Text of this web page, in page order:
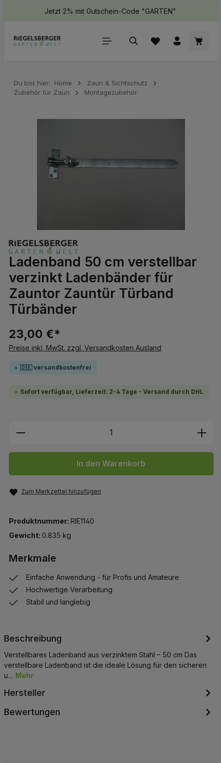
springenJetzt 2% mit Gutschein-Code "GARTEN"
Du bist hier: Home
Zaun & Sichtschutz
Zubehör für Zaun
Montagezubehör
Ladenband 50 cm verstellbar
verzinkt Ladenbänder für
Zauntor Zauntür Türband
Türbänder
23,00 €*
Preise inkl. MwSt. zzgl. Versandkosten Ausland
🇩🇪 versandkostenfrei
Sofort verfügbar, Lieferzeit: 2-4 Tage - Versand durch DHL
Produkt Anzahl: Gib den
In den Warenkorb
Zum Merkzettel hinzufügen
Produktnummer: RIE1140
Gewicht: 0.835 kg
Merkmale
Einfache Anwendung - für Profis und Amateure
Hochwertige Verarbeitung
Stabil und langlebig
Beschreibung
Verstellbares Ladenband aus verzinktem Stahl – 50 cm Das
verstellbare Ladenband ist die ideale Lösung für den sicheren
u… Mehr
Hersteller
Bewertungen